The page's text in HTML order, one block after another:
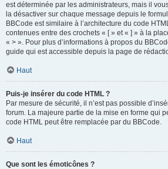
est déterminée par les administrateurs, mais il
la désactiver sur chaque message depuis le
BBCode est similaire à l’architecture du code
contenues entre des crochets « [ » et « ] » à la
« > ». Pour plus d’informations à propos du
guide qui est accessible depuis la page de
Haut
Puis-je insérer du code HTML ?
Par mesure de sécurité, il n’est pas possible
forum. La majeure partie de la mise en forme qui
code HTML peut être remplacée par du BBCode.
Haut
Que sont les émoticônes ?